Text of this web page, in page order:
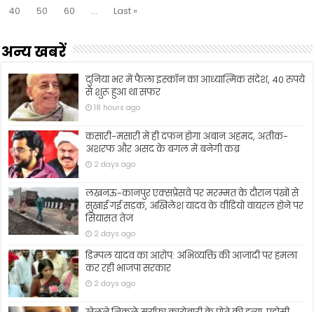
40
50 60 ... Last »
अन्य खबरें
दुनिया भर में फैला इस्कॉन का आध्यात्मिक संदेश, 40 रुपये
से शुरू हुआ था सफर
18 hours ago
कसारी-मसारी में ही दफन होगा अबान अहमद, अतीक-
अशरफ और असद के बगल में बनेगी कब्र
2 days ago
लखनऊ-कानपुर एक्सप्रेसवे पर मरम्मत के दौरान पंखों से
सुखाई गई सड़क, अखिलेश यादव के वीडियो वायरल होने पर
सियासत तेज
2 days ago
डिम्पल यादव का आरोप: अभिव्यक्ति की आजादी पर हमला
कर रही भाजपा सरकार
2 days ago